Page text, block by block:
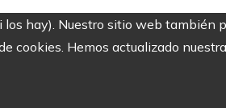
hay). Nuestro sitio web también
cookies. Hemos actualizado